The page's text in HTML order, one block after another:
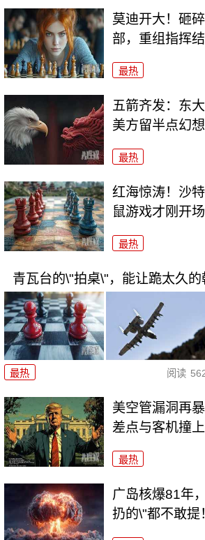
莫迪开大！砸
部，重组指挥
最热
五箭齐发：东
美方留半点幻想
最热
红海惊涛！沙
鼠游戏才刚开场
最热
青瓦台的\"拍桌\"，能让跪太久的
最热 阅读
美空管漏洞再
差点与客机撞上
最热
广岛核爆81年
扔的\"都不敢提